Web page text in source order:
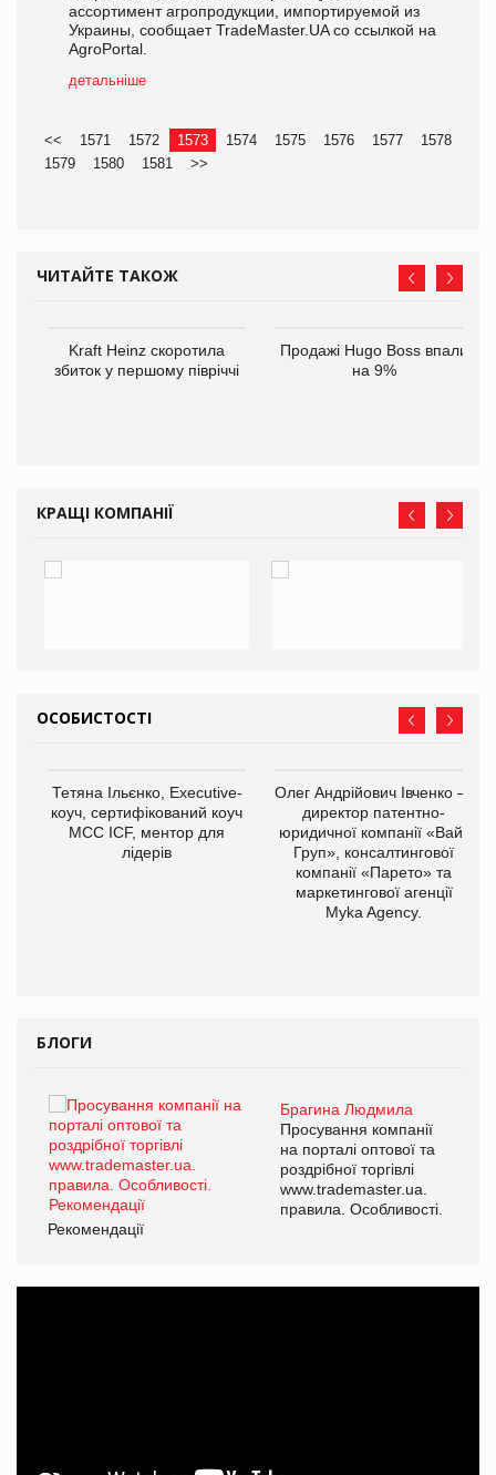
ассортимент агропродукции, импортируемой из
Украины, сообщает TradeMaster.UA со ссылкой на
AgroPortal.
детальніше
<< 1571 1572 1573 1574 1575 1576 1577
1578
1579
1580 1581 >>
ЧИТАЙТЕ ТАКОЖ
Kraft Heinz скоротила
збиток у першому півріччі
Продажі Hugo Boss впали
на 9%
КРАЩІ КОМПАНІЇ
ОСОБИСТОСТІ
Тетяна Ільєнко, Executive-
коуч, сертифікований коуч
МСС ICF, ментор для
лідерів
Олег Андрійович Івченко —
директор патентно-
юридичної компанії «Вайз
Груп», консалтингової
компанії «Парето» та
маркетингової агенції
Myka Agency.
БЛОГИ
Брагина Людмила
Просування компанії
на порталі оптової та
роздрібної торгівлі
www.trademaster.ua.
правила. Особливості.
Рекомендації